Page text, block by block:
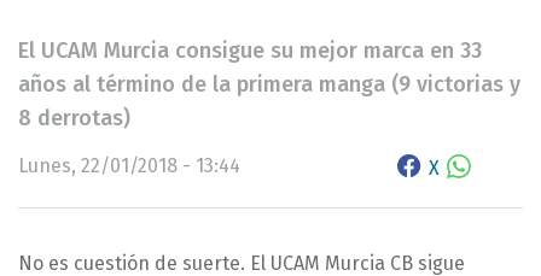
El UCAM Murcia consigue su mejor marca en 33
años al término de la primera manga (9 victorias y
8 derrotas)
Lunes, 22/01/2018 - 13:44 X
No es cuestión de suerte. El UCAM Murcia CB sigue